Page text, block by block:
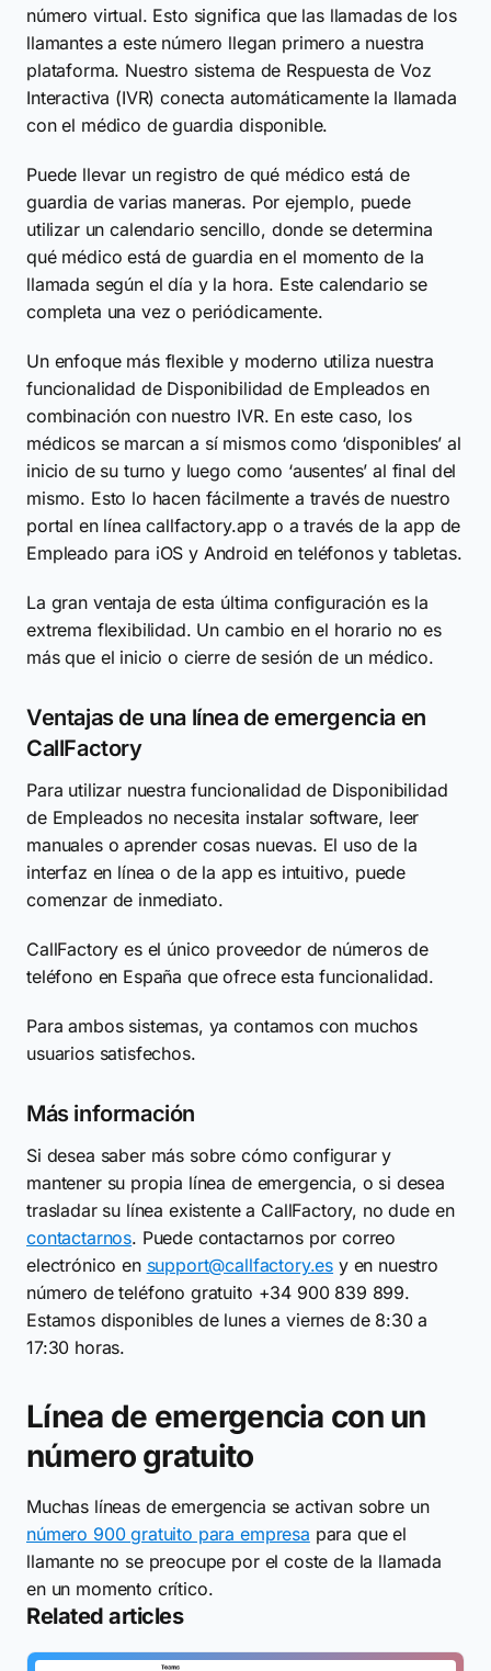
número virtual. Esto significa que las llamadas de los
llamantes a este número llegan primero a nuestra
plataforma. Nuestro sistema de Respuesta de Voz
Interactiva (IVR) conecta automáticamente la llamada
con el médico de guardia disponible.
Puede llevar un registro de qué médico está de
guardia de varias maneras. Por ejemplo, puede
utilizar un calendario sencillo, donde se determina
qué médico está de guardia en el momento de la
llamada según el día y la hora. Este calendario se
completa una vez o periódicamente.
Un enfoque más flexible y moderno utiliza nuestra
funcionalidad de Disponibilidad de Empleados en
combinación con nuestro IVR. En este caso, los
médicos se marcan a sí mismos como ‘disponibles’ al
inicio de su turno y luego como ‘ausentes’ al final del
mismo. Esto lo hacen fácilmente a través de nuestro
portal en línea callfactory.app o a través de la app de
Empleado para iOS y Android en teléfonos y tabletas.
La gran ventaja de esta última configuración es la
extrema flexibilidad. Un cambio en el horario no es
más que el inicio o cierre de sesión de un médico.
Ventajas de una línea de emergencia en
CallFactory
Para utilizar nuestra funcionalidad de Disponibilidad
de Empleados no necesita instalar software, leer
manuales o aprender cosas nuevas. El uso de la
interfaz en línea o de la app es intuitivo, puede
comenzar de inmediato.
CallFactory es el único proveedor de números de
teléfono en España que ofrece esta funcionalidad.
Para ambos sistemas, ya contamos con muchos
usuarios satisfechos.
Más información
Si desea saber más sobre cómo configurar y
mantener su propia línea de emergencia, o si desea
trasladar su línea existente a CallFactory, no dude en
contactarnos. Puede contactarnos por correo
electrónico en support@callfactory.es y en nuestro
número de teléfono gratuito +34 900 839 899.
Estamos disponibles de lunes a viernes de 8:30 a
17:30 horas.
Línea de emergencia con un
número gratuito
Muchas líneas de emergencia se activan sobre un
número 900 gratuito para empresa para que el
llamante no se preocupe por el coste de la llamada
en un momento crítico.
Related articles